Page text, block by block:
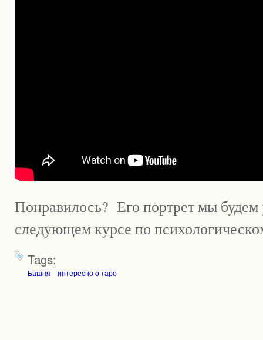
Понравилось? Его портрет мы будем
следующем курсе по
Tags:
Башня интересно о таро